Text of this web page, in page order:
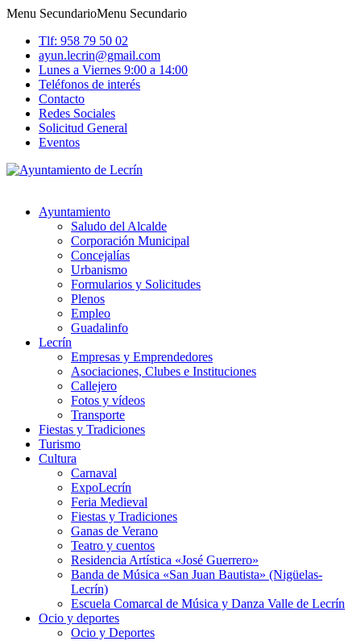
Menu SecundarioMenu Secundario
Tlf: 958 79 50 02
ayun.lecrin@gmail.com
Lunes a Viernes 9:00 a 14:00
Teléfonos de interés
Contacto
Redes Sociales
Solicitud General
Eventos
Ayuntamiento
Saludo del Alcalde
Corporación Municipal
Concejalías
Urbanismo
Formularios y Solicitudes
Plenos
Empleo
Guadalinfo
Lecrín
Empresas y Emprendedores
Asociaciones, Clubes e Instituciones
Callejero
Fotos y vídeos
Transporte
Fiestas y Tradiciones
Turismo
Cultura
Carnaval
ExpoLecrín
Feria Medieval
Fiestas y Tradiciones
Ganas de Verano
Teatro y cuentos
Residencia Artística «José Guerrero»
Banda de Música «San Juan Bautista» (Nigüelas-
Lecrín)
Escuela Comarcal de Música y Danza Valle de Lecrín
Ocio y deportes
Ocio y Deportes